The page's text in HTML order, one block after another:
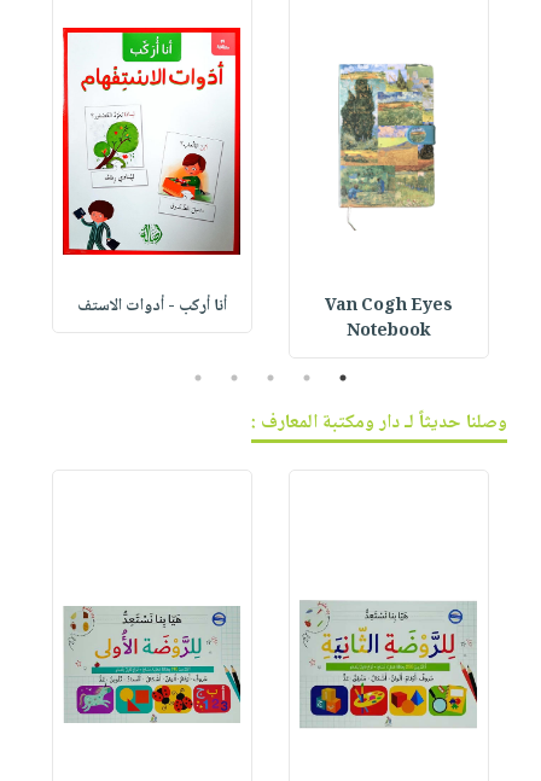
Van Cogh Eyes
Notebook
أنا أركب - أدوات الاستف
1
2
3
4
5
وصلنا حديثاً لـ دار ومكتبة المعارف :